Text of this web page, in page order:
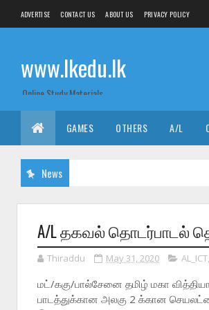
ADVERTISE CONTACT US ABOUT US PRIVACY POLICY
www.lkedu.lk
Online Study Materials
GAMES OTHERS A/L
News
A/L தகவல் தொடர்பாடல்
Thiraddu May 31, 2020 AL_ICT,
மட்/ககு/பால்சேனை தமிழ் மகா
பாடத்துக்கான அலகு 2 க்கான